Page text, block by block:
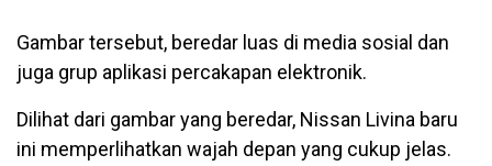
Gambar tersebut, beredar luas di media sosial dan
juga grup aplikasi percakapan elektronik.
Dilihat dari gambar yang beredar, Nissan Livina baru
ini memperlihatkan wajah depan yang cukup jelas.